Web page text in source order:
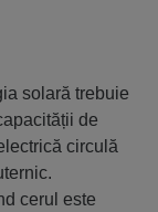
solară trebuie
de
circulă
cerul este